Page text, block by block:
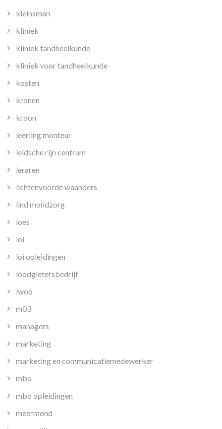
kleinsman
kliniek
kliniek tandheelkunde
kliniek voor tandheelkunde
kosten
kronen
kroon
leerling monteur
leidsche rijn centrum
leraren
lichtenvoorde waanders
lind mondzorg
loes
loi
loi opleidingen
loodgietersbedrijf
lwoo
m03
managers
marketing
marketing en communicatiemedewerker
mbo
mbo opleidingen
meermond